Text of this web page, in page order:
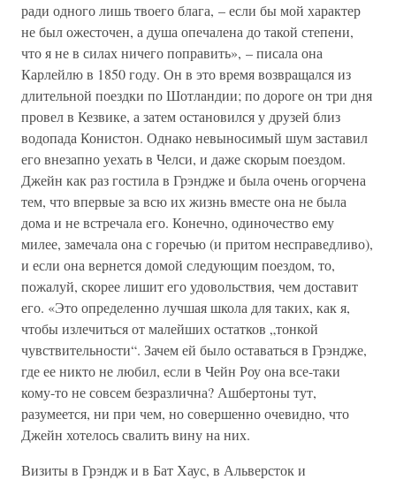
ради одного лишь твоего блага, – если бы мой характер
не был ожесточен, а душа опечалена до такой степени,
что я не в силах ничего поправить», – писала она
Карлейлю в 1850 году. Он в это время возвращался из
длительной поездки по Шотландии; по дороге он три дня
провел в Кезвике, а затем остановился у друзей близ
водопада Конистон. Однако невыносимый шум заставил
его внезапно уехать в Челси, и даже скорым поездом.
Джейн как раз гостила в Грэндже и была очень огорчена
тем, что впервые за всю их жизнь вместе она не была
дома и не встречала его. Конечно, одиночество ему
милее, замечала она с горечью (и притом несправедливо),
и если она вернется домой следующим поездом, то,
пожалуй, скорее лишит его удовольствия, чем доставит
его. «Это определенно лучшая школа для таких, как я,
чтобы излечиться от малейших остатков „тонкой
чувствительности“. Зачем ей было оставаться в Грэндже,
где ее никто не любил, если в Чейн Роу она все-таки
кому-то не совсем безразлична? Ашбертоны тут,
разумеется, ни при чем, но совершенно очевидно, что
Джейн хотелось свалить вину на них.
Визиты в Грэндж и в Бат Хаус, в Альверсток и